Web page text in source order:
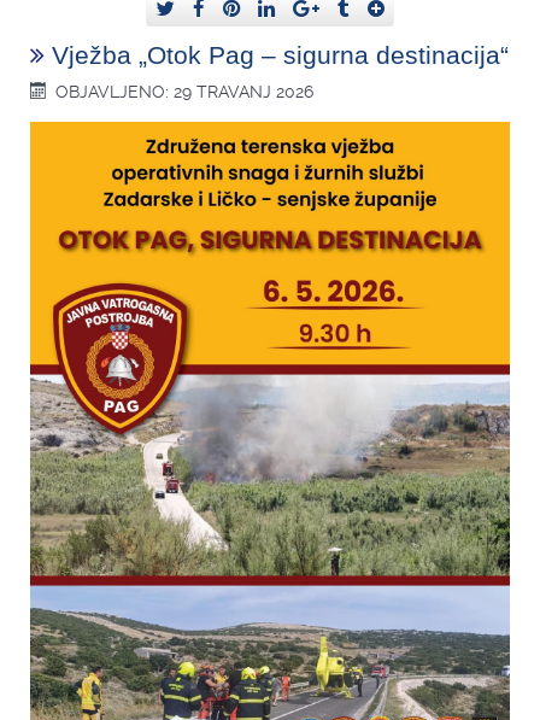
Vježba „Otok Pag – sigurna destinacija“
OBJAVLJENO: 29 TRAVANJ 2026